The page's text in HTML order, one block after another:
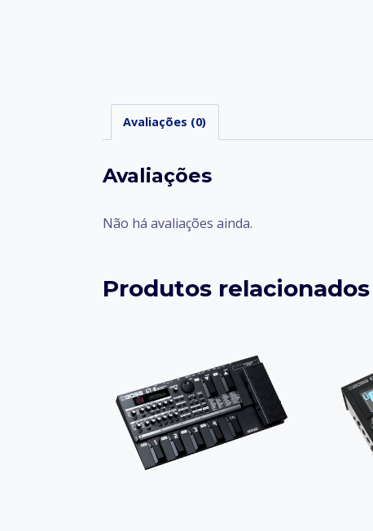
Avaliações (0)
Avaliações
Não há avaliações ainda.
Produtos relacionados